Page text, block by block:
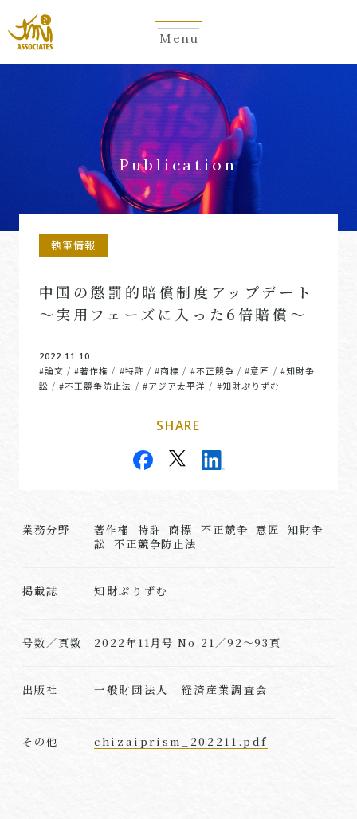
Menu
Publication
執筆情報
中国の懲罰的賠償制度アップデート
～実用フェーズに入った6倍賠償～
2022.11.10
#論文 / #著作権 / #特許 /#商標 / #不正競争 /#意匠 / #知財争
訟 / #不正競争防止法 / #アジア太平洋 / #知財ぷりずむ
SHARE
業務分野
著作権 特許 商標 不正競争 意匠 知財争
訟 不正競争防止法
掲載誌 知財ぷりずむ
号数／頁数 2022年11月号 No.21／92～93頁
出版社 一般財団法人 経済産業調査会
その他 chizaiprism_202211.pdf